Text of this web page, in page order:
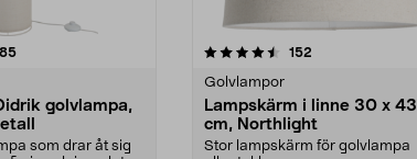
recensioner
golvlampa,
som drar åt sig
av 5 stjärnor 152
Golvlampor
Lampskärm i linne 30 x 43
cm, Northlight
Stor lampskärm för golvlampa
4.0 av 5 stjärnor